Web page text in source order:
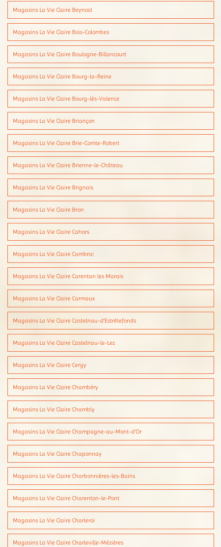
Magasins La Vie Claire Beynost
Magasins La Vie Claire Bois-Colombes
Magasins La Vie Claire Boulogne-Billancourt
Magasins La Vie Claire Bourg-la-Reine
Magasins La Vie Claire Bourg-lès-Valence
Magasins La Vie Claire Briançon
Magasins La Vie Claire Brie-Comte-Robert
Magasins La Vie Claire Brienne-le-Château
Magasins La Vie Claire Brignais
Magasins La Vie Claire Bron
Magasins La Vie Claire Cahors
Magasins La Vie Claire Cambrai
Magasins La Vie Claire Carentan les Marais
Magasins La Vie Claire Carmaux
Magasins La Vie Claire Castelnau-d'Estrétefonds
Magasins La Vie Claire Castelnau-le-Lez
Magasins La Vie Claire Cergy
Magasins La Vie Claire Chambéry
Magasins La Vie Claire Chambly
Magasins La Vie Claire Champagne-au-Mont-d'Or
Magasins La Vie Claire Chaponnay
Magasins La Vie Claire Charbonnières-les-Bains
Magasins La Vie Claire Charenton-le-Pont
Magasins La Vie Claire Charleroi
Magasins La Vie Claire Charleville-Mézières